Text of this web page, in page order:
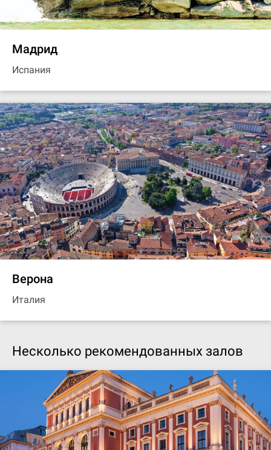
Мадрид
Испания
Верона
Италия
Несколько рекомендованных залов